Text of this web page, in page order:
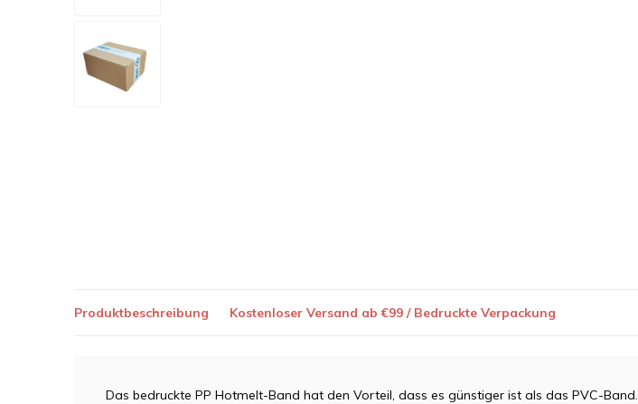
Produktbeschreibung Kostenloser Versand ab €99 / Bedruckte Verpackung
Das bedruckte PP Hotmelt-Band hat den Vorteil, dass es günstiger ist als das PVC-Band.